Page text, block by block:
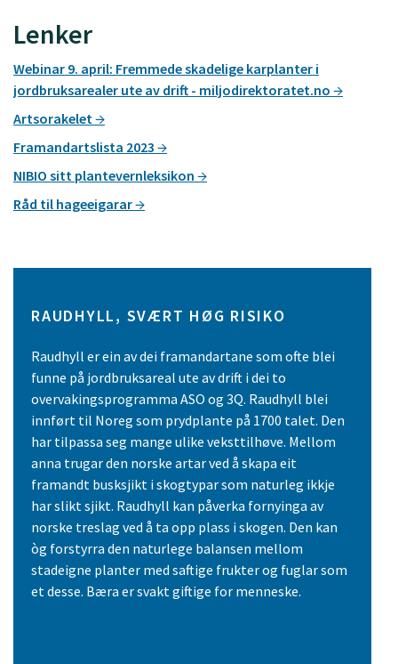
Lenker
Webinar 9. april: Fremmede skadelige karplanter i
jordbruksarealer ute av drift - miljodirektoratet.no
Artsorakelet
Framandartslista 2023
NIBIO sitt plantevernleksikon
Råd til hageeigarar
RAUDHYLL, SVÆRT HØG RISIKO
Raudhyll er ein av dei framandartane som ofte blei
funne på jordbruksareal ute av drift i dei to
overvakingsprogramma ASO og 3Q. Raudhyll blei
innført til Noreg som prydplante på 1700 talet. Den
har tilpassa seg mange ulike veksttilhøve. Mellom
anna trugar den norske artar ved å skapa eit
framandt busksjikt i skogtypar som naturleg ikkje
har slikt sjikt. Raudhyll kan påverka fornyinga av
norske treslag ved å ta opp plass i skogen. Den kan
òg forstyrra den naturlege balansen mellom
stadeigne planter med saftige frukter og fuglar som
et desse. Bæra er svakt giftige for menneske.